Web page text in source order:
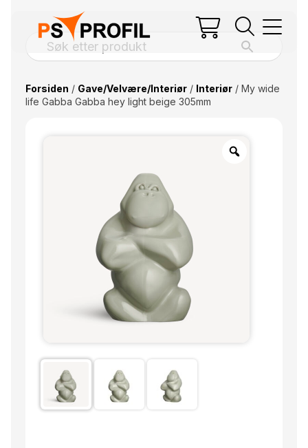
Forsiden / Gave/Velvære/Interiør/ Interiør/ My wide
life Gabba Gabba hey light beige 305mm